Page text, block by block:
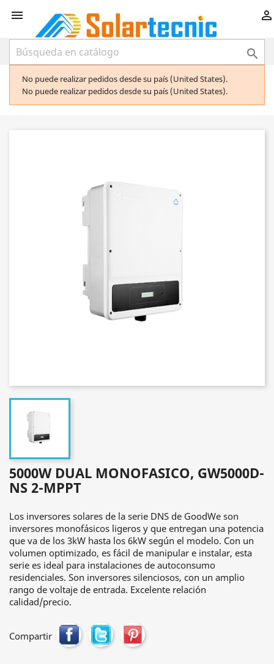
 

No puede realizar pedidos desde su país (United States).
No puede realizar pedidos desde su país (United States).
5000W DUAL MONOFASICO, GW5000D-
NS 2-MPPT
Los inversores solares de la serie DNS de GoodWe son
inversores monofásicos ligeros y que entregan una potencia
que va de los 3kW hasta los 6kW según el modelo. Con un
volumen optimizado, es fácil de manipular e instalar, esta
serie es ideal para instalaciones de autoconsumo
residenciales. Son inversores silenciosos, con un amplio
rango de voltaje de entrada. Excelente relación
calidad/precio.
Compartir